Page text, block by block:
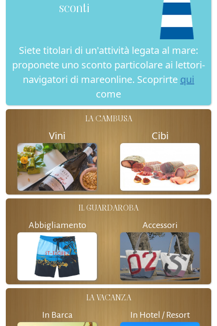
sconti
Siete titolari di un'attività legata al mare:
proponete uno sconto particolare ai lettori-
navigatori di mareonline. Scoprirte qui
come
LA CAMBUSA
Vini Cibi
IL GUARDAROBA
Abbigliamento Accessori
LA VACANZA
In Barca In Hotel / Resort